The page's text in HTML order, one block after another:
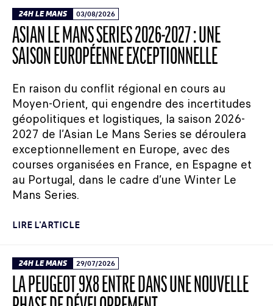
24H LE MANS 03/08/2026
ASIAN LE MANS SERIES 2026-2027 : UNE
SAISON EUROPÉENNE EXCEPTIONNELLE
En raison du conflit régional en cours au
Moyen-Orient, qui engendre des incertitudes
géopolitiques et logistiques, la saison 2026-
2027 de l’Asian Le Mans Series se déroulera
exceptionnellement en Europe, avec des
courses organisées en France, en Espagne et
au Portugal, dans le cadre d’une Winter Le
Mans Series.
LIRE L'ARTICLE
24H LE MANS 29/07/2026
LA PEUGEOT 9X8 ENTRE DANS UNE NOUVELLE